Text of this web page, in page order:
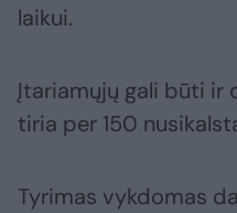
laikui.
Įtariamųjų gali būti ir
tiria per 150
Tyrimas vykdomas